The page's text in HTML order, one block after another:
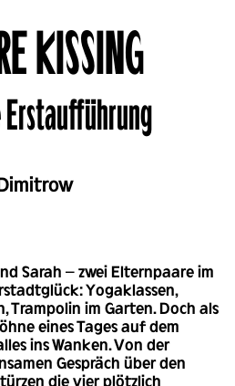
KISSING
Sarah – zwei Elternpaare im
Yogaklassen,
Trampolin im Garten. Doch als
eines Tages auf dem
ins Wanken. Von der
Gespräch über den
die vier plötzlich